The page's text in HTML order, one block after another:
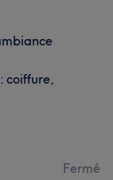
coiffure,
Fermé